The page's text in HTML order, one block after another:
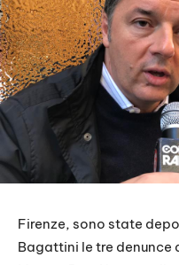
Firenze, sono state
Bagattini le tre denunce